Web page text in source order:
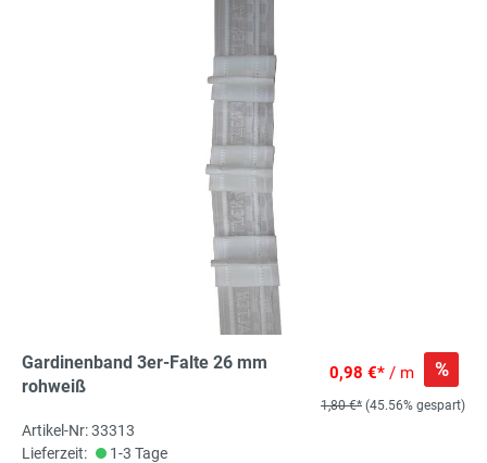
Gardinenband 3er-Falte 26 mm
rohweiß
0,98 €* / m %
1,80 €* (45.56% gespart)
Artikel-Nr: 33313
Lieferzeit:
1-3 Tage